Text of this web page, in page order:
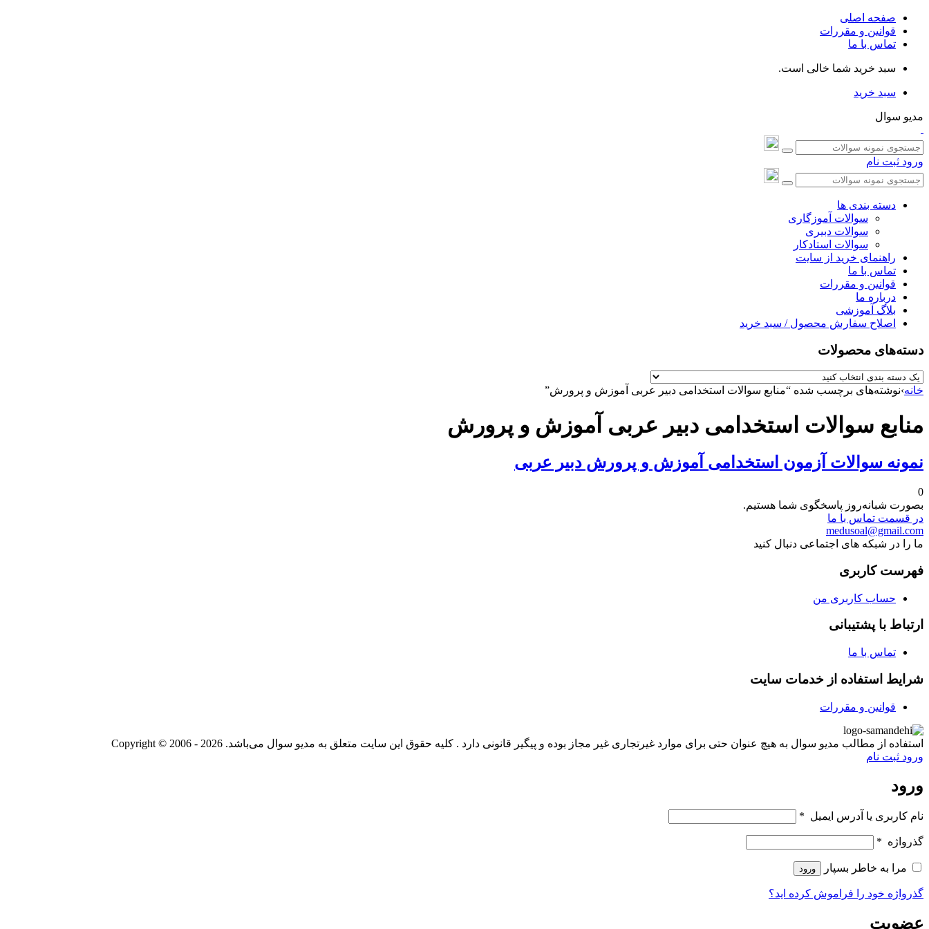
صفحه اصلی
قوانین و مقررات
تماس با ما
سبد خرید شما خالی است.
سبد خرید
مدیو سوال
ورود ثبت نام
دسته بندی ها
سوالات آموزگاری
سوالات دبیری
سوالات استادکار
راهنمای خرید از سایت
تماس با ما
قوانین و مقررات
درباره ما
بلاگ آموزشی
اصلاح سفارش محصول / سبد خرید
دسته‌های محصولات
خانه›نوشته‌های برچسب شده “منابع سوالات استخدامی دبیر عربی آموزش و پرورش”
منابع سوالات استخدامی دبیر عربی آموزش و پرورش
نمونه سوالات آزمون استخدامی آموزش و پرورش دبیر عربی
0
بصورت شبانه‌روز پاسخگوی شما هستیم.
در قسمت تماس با ما
medusoal@gmail.com
ما را در شبکه های اجتماعی دنبال کنید
فهرست کاربری
حساب کاربری من
ارتباط با پشتیبانی
تماس با ما
شرایط استفاده از خدمات سایت
قوانین و مقررات
استفاده از مطالب مدیو سوال به هیچ عنوان حتی برای موارد غیرتجاری غیر مجاز بوده و پیگیر قانونی دارد . کلیه حقوق این سایت متعلق به مدیو سوال می‌باشد. Copyright © 2006 - 2026
ورود ثبت نام
ورود
نام کاربری یا آدرس ایمیل *
گذرواژه *
مرا به خاطر بسپار ورود
گذرواژه خود را فراموش کرده اید؟
عضویت